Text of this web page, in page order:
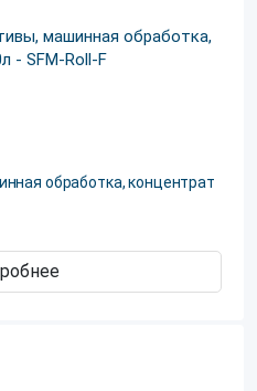
обработка, концентрат